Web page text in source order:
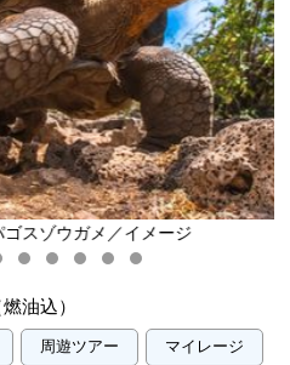
ウガメ／イメージ
燃油込）
周遊ツアー マイレージ